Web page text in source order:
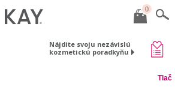
0
Nájdite svoju nezávislú
kozmetickú poradkyňu
Tlač